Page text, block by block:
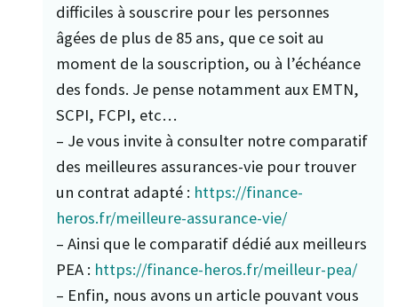
difficiles à souscrire pour les personnes
âgées de plus de 85 ans, que ce soit au
moment de la souscription, ou à l’échéance
des fonds. Je pense notamment aux EMTN,
SCPI, FCPI, etc…
– Je vous invite à consulter notre comparatif
des meilleures assurances-vie pour trouver
un contrat adapté : https://finance-
heros.fr/meilleure-assurance-vie/
– Ainsi que le comparatif dédié aux meilleurs
PEA : https://finance-heros.fr/meilleur-pea/
– Enfin, nous avons un article pouvant vous